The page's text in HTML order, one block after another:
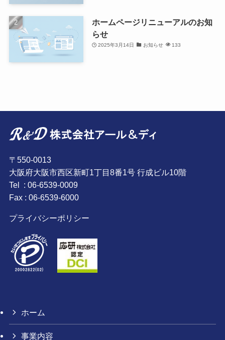
ホームページリニューアルのお知
らせ
2025年3月14日 お知らせ 133
〒550-0013
大阪府大阪市西区新町1丁目8番1号 行成ビル10階
Tel : 06-6539-0009
Fax : 06-6539-6000
プライバシーポリシー
ホーム
事業内容